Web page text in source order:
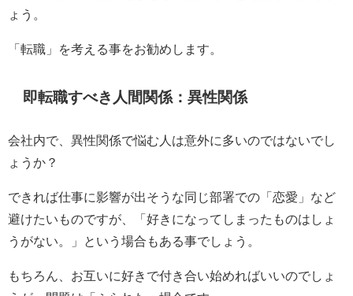
ょう。
「転職」を考える事をお勧めします。
即転職すべき人間関係：異性関係
会社内で、異性関係で悩む人は意外に多いのではないでし
ょうか？
できれば仕事に影響が出そうな同じ部署での「恋愛」など
避けたいものですが、「好きになってしまったものはしょ
うがない。」という場合もある事でしょう。
もちろん、お互いに好きで付き合い始めればいいのでしょ